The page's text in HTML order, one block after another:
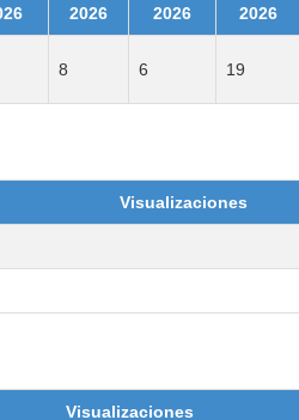
2026
2026
2026
8 6 19
Visualizaciones
Visualizaciones